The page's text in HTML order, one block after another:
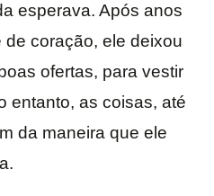
esperava. Após anos
coração, ele deixou
ofertas, para vestir
entanto, as coisas, até
da maneira que ele